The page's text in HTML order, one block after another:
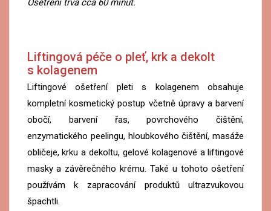
Ošetření trvá cca 60 minut.
Liftingová péče o pleť, krk a dekolt
s kolagenem
Liftingové ošetření pleti s kolagenem obsahuje
kompletní kosmetický postup včetně úpravy a barvení
obočí, barvení řas, povrchového čištění,
enzymatického peelingu, hloubkového čištění, masáže
obličeje, krku a dekoltu, gelové kolagenové a liftingové
masky a závěrečného krému. Také u tohoto ošetření
používám k zapracování produktů ultrazvukovou
špachtli.